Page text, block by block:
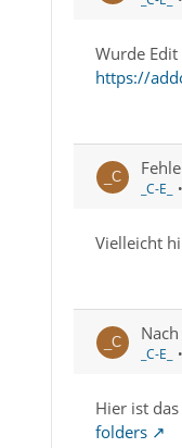
Wurde Edit
https://
_C-E_
Vielleicht
_C-E_
Hier ist
folders